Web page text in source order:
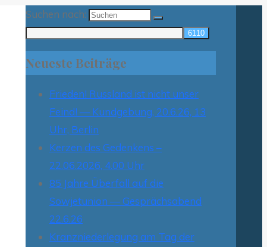
Suchen nach:
Neueste Beiträge
Frieden! Russland ist nicht unser
Feind! — Kundgebung, 20.6.26, 13
Uhr, Berlin
Kerzen des Gedenkens –
22.06.2026, 4.00 Uhr
85 Jahre Überfall auf die
Sowjetunion — Gesprächsabend
22.6.26
Kranzniederlegung am Tag der